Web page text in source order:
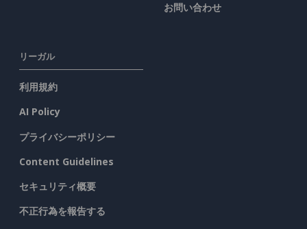
お問い合わせ
リーガル
利用規約
AI Policy
プライバシーポリシー
Content Guidelines
セキュリティ概要
不正行為を報告する